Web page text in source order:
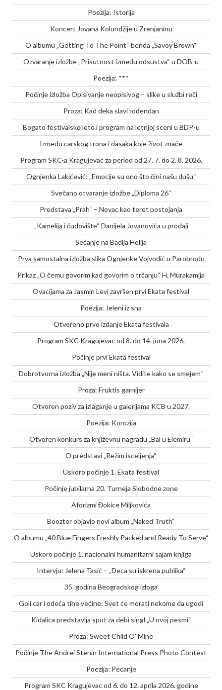
Poezija: Istorija
Koncert Jovana Kolundžije u Zrenjaninu
O albumu „Getting To The Point“ benda „Savoy Brown“
Ozvaranje izložbe „Prisutnost između odsustva“ u DOB-u
Poezija: ***
Počinje izložba Opisivanje neopisivog – slike u službi reči
Proza: Kad deka slavi rođendan
Bogato festivalsko leto i program na letnjoj sceni u BDP-u
Između carskog trona i dasaka koje život znače
Program SKC-a Kragujevac za period od 27. 7. do 2. 8. 2026.
Ognjenka Lakićević: „Emocije su ono što čini našu dušu“
Svečano otvaranje izložbe „Diploma 26“
Predstava „Prah“ – Novac kao teret postojanja
„Kamelija i čudovište“ Danijela Jovanovića u prodaji
Sećanje na Badija Holija
Prva samostalna izložba slika Ognjenke Vojvodić u Parobrodu
Prikaz „O čemu govorim kad govorim o trčanju“ H. Murakamija
Ovacijama za Jasmin Levi završen prvi Ekata festival
Poezija: Jeleni iz sna
Otvoreno prvo izdanje Ekata festivala
Program SKC Kragujevac od 8. do 14. juna 2026.
Počinje prvi Ekata festival
Dobrotvorna izložba „Nije meni ništa. Vidite kako se smejem“
Proza: Fruktis garnijer
Otvoren poziv za izlaganje u galerijama KCB u 2027.
Poezija: Korozija
Otvoren konkurs za književnu nagradu „Bal u Elemiru“
O predstavi „Režim isceljenja“
Uskoro počinje 1. Ekata festival
Počinje jubilarna 20. Turneja Slobodne zone
Aforizmi Đokice Miljkovića
Boozter objavio novi album „Naked Truth“
O albumu „40 Blue Fingers Freshly Packed and Ready To Serve“
Uskoro počinje 1. nacionalni humanitarni sajam knjiga
Intervju: Jelena Tasić – „Deca su iskrena publika“
35. godina Beogradskog izloga
Goli car i odeća tihe većine: Svet će morati nekome da ugodi
Kidalica predstavlja spot za debi singl „U ovoj pesmi“
Proza: Sweet Child O’ Mine
Počinje The Andrei Stenin International Press Photo Contest
Poezija: Pecanje
Program SKC Kragujevac od 6. do 12. aprila 2026. godine